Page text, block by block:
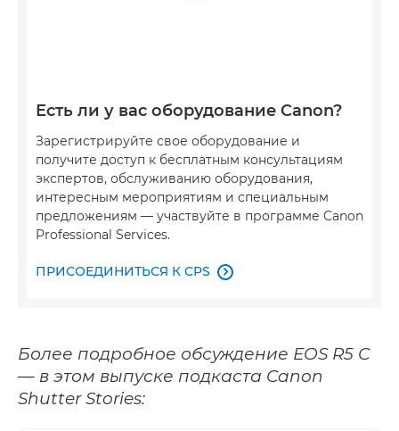
Есть ли у вас оборудование Canon?
Зарегистрируйте свое оборудование и
получите доступ к бесплатным консультациям
экспертов, обслуживанию оборудования,
интересным мероприятиям и специальным
предложениям — участвуйте в программе Canon
Professional Services.
ПРИСОЕДИНИТЬСЯ К CPS 
Более подробное обсуждение EOS R5 C
— в этом выпуске подкаста Canon
Shutter Stories: